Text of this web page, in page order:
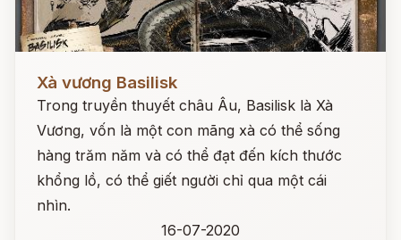
Xà vương Basilisk
Trong truyền thuyết châu Âu, Basilisk là Xà
Vương, vốn là một con mãng xà có thể sống
hàng trăm năm và có thể đạt đến kích thước
khổng lồ, có thể giết người chỉ qua một cái
nhìn.
16-07-2020